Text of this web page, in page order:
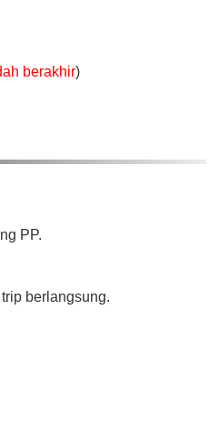
berakhir)
PP.
berlangsung.